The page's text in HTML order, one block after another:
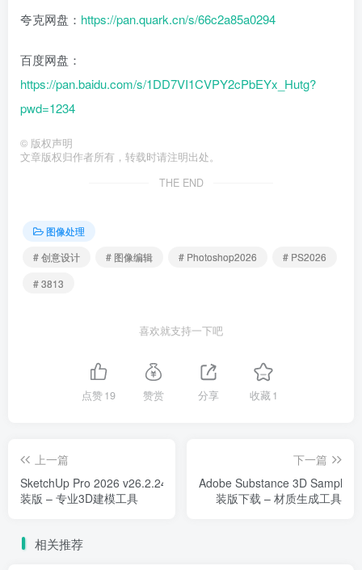
夸克网盘： https://pan.quark.cn/s/66c2a85a0294
百度网盘：
https://pan.baidu.com/s/1DD7VI1CVPY2cPbEYx_Hutg?
pwd=1234
© 版权声明
文章版权归作者所有，转载时请注明出处。
THE END
图像处理
# 创意设计
# 图像编辑 # Photoshop2026
# PS2026
# 3813
喜欢就支持一下吧
点赞19 赞赏 分享 收藏 1
上一篇
SketchUp Pro 2026 v26.2.243 安
装版 – 专业3D建模工具
下一篇
Adobe Substance 3D Sampler
装版下载 – 材质生成工具
相关推荐